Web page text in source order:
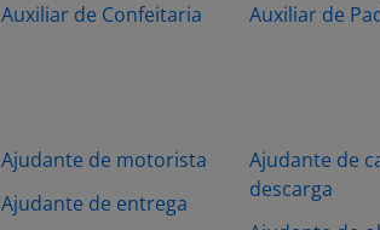
Auxiliar de Confeitaria Auxiliar de
Ajudante de motorista
Ajudante de entrega
Ajudante de
descarga